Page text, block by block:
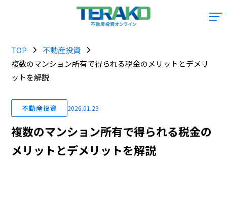
TOP
不動産投資
複数のマンション所有で得られる税金のメリットとデメリ
ットを解説
不動産投資 2026.01.23
複数のマンション所有で得られる税金の
メリットとデメリットを解説